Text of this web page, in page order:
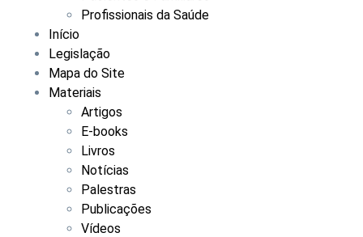
Profissionais da Saúde
Início
Legislação
Mapa do Site
Materiais
Artigos
E-books
Livros
Notícias
Palestras
Publicações
Vídeos